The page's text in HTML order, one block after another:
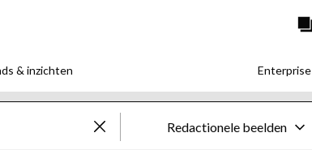
& inzichten Enterprise
Redactionele beelden